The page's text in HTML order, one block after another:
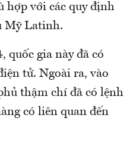
hợp với các quy định
Mỹ Latinh.
quốc gia này đã có
tử. Ngoài ra, vào
thậm chí đã có lệnh
có liên quan đến